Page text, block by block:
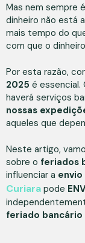
Mas nem sempre
dinheiro não está
mais tempo do
com que o
Por esta razão,
2025 é essencial.
haverá serviços
nossas
aqueles que
Neste artigo,
sobre o feriados
influenciar a
Curiara pode
feriado